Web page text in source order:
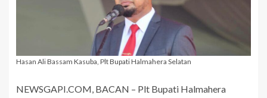
Hasan Ali Bassam Kasuba, Plt Bupati Halmahera Selatan
NEWSGAPI.COM, BACAN – Plt Bupati Halmahera